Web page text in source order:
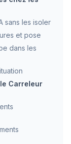
sans les isoler
et pose
dans les
Carreleur